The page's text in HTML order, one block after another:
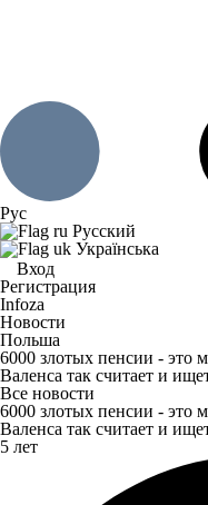
Рус
Русский
Українська
Вход
Регистрация
Infoza
Новости
Польша
6000 злотых пенсии -
Валенса так считает и
Все новости
6000 злотых пенсии -
Валенса так считает и
5 лет